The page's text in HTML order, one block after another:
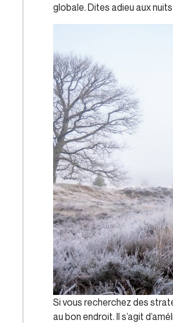
globale. Dites adieu aux
Si vous recherchez des
au bon endroit. Il s’agit